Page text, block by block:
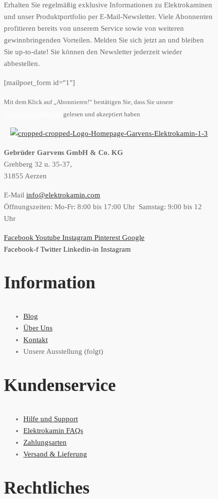
Erhalten Sie regelmäßig exklusive Informationen zu Elektrokaminen
und unser Produktportfolio per E-Mail-Newsletter. Viele Abonnenten
profitieren bereits von unserem Service sowie von weiteren
gewinnbringenden Vorteilen. Melden Sie sich jetzt an und bleiben
Sie up-to-date! Sie können den Newsletter jederzeit wieder
abbestellen.
[mailpoet_form id="1"]
Mit dem Klick auf „Abonnieren!“ bestätigen Sie, dass Sie unsere
gelesen und akzeptiert haben
Gebrüder Garvens GmbH & Co. KG
Grehberg 32 u. 35-37,
31855 Aerzen
E-Mail info@elektrokamin.com
Öffnungszeiten: Mo-Fr: 8:00 bis 17:00 Uhr Samstag: 9:00 bis 12
Uhr
Facebook Youtube Instagram Pinterest Google
Facebook-f Twitter Linkedin-in Instagram
Information
Blog
Über Uns
Kontakt
Unsere Ausstellung (folgt)
Kundenservice
Hilfe und Support
Elektrokamin FAQs
Zahlungsarten
Versand & Lieferung
Rechtliches